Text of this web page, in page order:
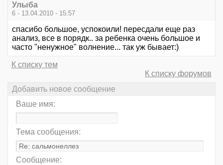
Улыба
6 - 13.04.2010 - 15:57
спасибо большое, успокоили! пересдали еще раз
анализ, все в порядк.. за ребенка очень большое и
часто "ненужное" волнение... так уж бывает:)
К списку тем
К списку форумов
Добавить новое сообщение
Ваше имя:
Тема сообщения:
Сообщение: